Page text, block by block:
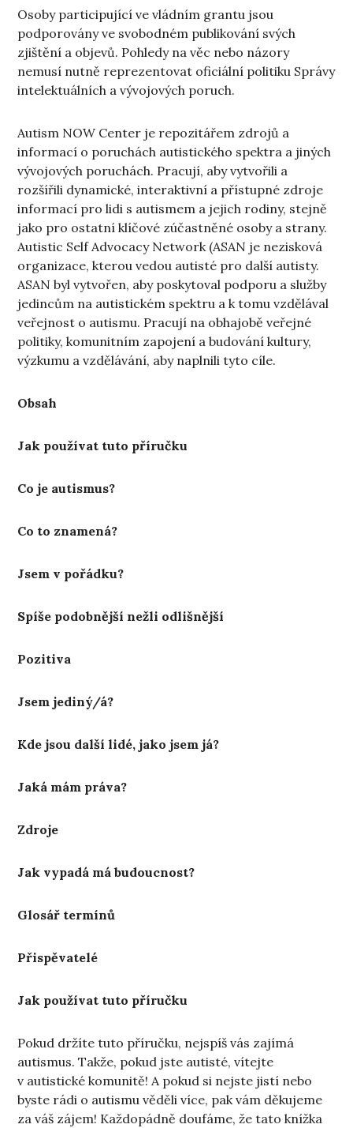
Osoby participující ve vládním grantu jsou
podporovány ve svobodném publikování svých
zjištění a objevů. Pohledy na věc nebo názory
nemusí nutně reprezentovat oficiální politiku Správy
intelektuálních a vývojových poruch.
Autism NOW Center je repozitářem zdrojů a
informací o poruchách autistického spektra a jiných
vývojových poruchách. Pracují, aby vytvořili a
rozšířili dynamické, interaktivní a přístupné zdroje
informací pro lidi s autismem a jejich rodiny, stejně
jako pro ostatní klíčové zúčastněné osoby a strany.
Autistic Self Advocacy Network (ASAN je nezisková
organizace, kterou vedou autisté pro další autisty.
ASAN byl vytvořen, aby poskytoval podporu a služby
jedincům na autistickém spektru a k tomu vzdělával
veřejnost o autismu. Pracují na obhajobě veřejné
politiky, komunitním zapojení a budování kultury,
výzkumu a vzdělávání, aby naplnili tyto cíle.
Obsah
Jak používat tuto příručku
Co je autismus?
Co to znamená?
Jsem v pořádku?
Spíše podobnější nežli odlišnější
Pozitiva
Jsem jediný/á?
Kde jsou další lidé, jako jsem já?
Jaká mám práva?
Zdroje
Jak vypadá má budoucnost?
Glosář termínů
Přispěvatelé
Jak používat tuto příručku
Pokud držíte tuto příručku, nejspíš vás zajímá
autismus. Takže, pokud jste autisté, vítejte
v autistické komunitě! A pokud si nejste jistí nebo
byste rádi o autismu věděli více, pak vám děkujeme
za váš zájem! Každopádně doufáme, že tato knížka